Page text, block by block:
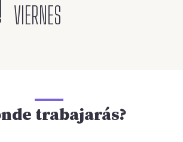
VIERNES
trabajarás?